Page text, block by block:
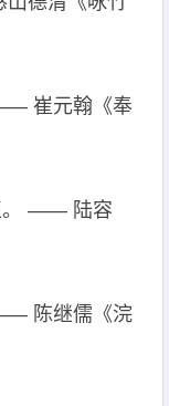
崔元翰《奉
。 —— 陆容
陈继儒《浣